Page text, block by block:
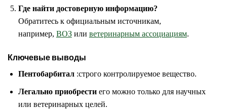
Где найти достоверную информацию?
Обратитесь к официальным источникам,
например, ВОЗили ветеринарным ассоциациям.
Ключевые выводы
Пентобарбитал:строго контролируемое вещество.
Легально приобрестиего можно только для научных
или ветеринарных целей.